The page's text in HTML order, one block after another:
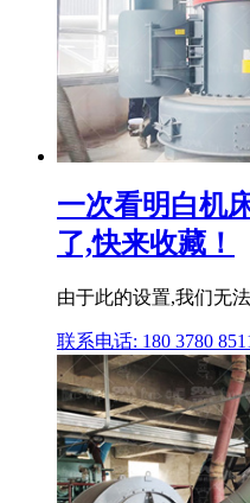
一次看明白机
了,快来收藏！
由于此的设置,我们无
联系电话: 180 3780